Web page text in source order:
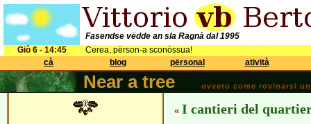
Fasendse vëdde an sla Ragnà dal 1995
Giò 6 - 14:45
Cerea, përson-a sconòssua!
cà
blog përsonal atività
Near a tree ovvero come rovinarsi
« I cantieri del